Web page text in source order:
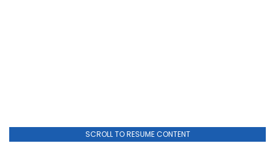
SCROLL TO RESUME CONTENT